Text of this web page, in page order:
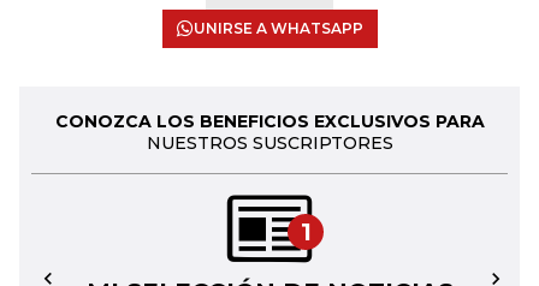
UNIRSE A WHATSAPP
CONOZCA LOS BENEFICIOS EXCLUSIVOS PARA
NUESTROS SUSCRIPTORES
1